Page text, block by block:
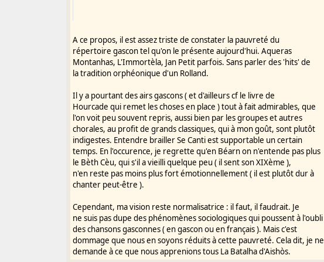
A ce propos, il est assez triste de constater la pauvreté du
répertoire gascon tel qu'on le présente aujourd'hui. Aqueras
Montanhas, L'Immortèla, Jan Petit parfois. Sans parler des 'hits' de
la tradition orphéonique d'un Rolland.
Il y a pourtant des airs gascons ( et d'ailleurs cf le livre de
Hourcade qui remet les choses en place ) tout à fait admirables, que
l'on voit peu souvent repris, aussi bien par les groupes et autres
chorales, au profit de grands classiques, qui à mon goût, sont plutôt
indigestes. Entendre brailler Se Canti est supportable un certain
temps. En l'occurence, je regrette qu'en Béarn on n'entende pas plus
le Bèth Cèu, qui s'il a vieilli quelque peu ( il sent son XIXème ),
n'en reste pas moins plus fort émotionnellement ( il est plutôt dur à
chanter peut-être ).
Cependant, ma vision reste normalisatrice : il faut, il faudrait. Je
ne suis pas dupe des phénomènes sociologiques qui poussent à l'oubli
des chansons gasconnes ( en gascon ou en français ). Mais c'est
dommage que nous en soyons réduits à cette pauvreté. Cela dit, je ne
demande à ce que nous apprenions tous La Batalha d'Aishòs.